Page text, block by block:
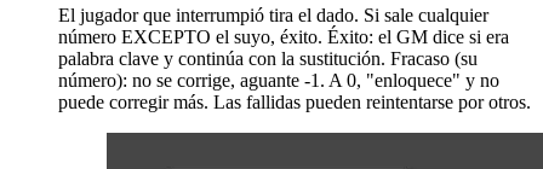
El jugador que interrumpió tira el dado. Si sale cualquier
número EXCEPTO el suyo, éxito. Éxito: el GM dice si era
palabra clave y continúa con la sustitución. Fracaso (su
número): no se corrige, aguante -1. A 0, "enloquece" y no
puede corregir más. Las fallidas pueden reintentarse por otros.